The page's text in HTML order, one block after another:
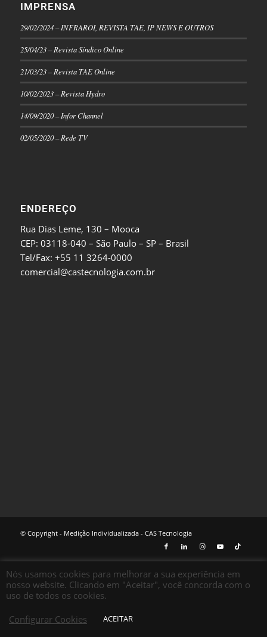
IMPRENSA
29/02/2024 – INFRAROI, REVISTA TAE, IP NEWS E OUTROS
25/04/23 – Revista Síndico Online
21/03/23 – Revista TAE Online
10/02/2023 – Revista Hydro
14/09/2020 – Infor Channel
02/05/2020 – Rede TV
ENDEREÇO
Rua Dias Leme, 130 – Mooca
CEP: 03118-040 – São Paulo – SP – Brasil
Tel/Fax: +55 11 3264-0000
comercial@castecnologia.com.br
© Copyright - Medição Individualizada - CAS Tecnologia
Nós usamos cookies para melhorar a sua experiência em
nosso website. Clicando em "Aceitar", você concorda com o
uso de todos os cookies.
Configurar Cookies
ACEITAR